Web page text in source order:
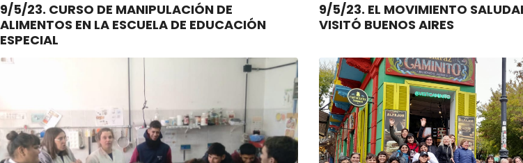
9/5/23. CURSO DE MANIPULACIÓN DE
ALIMENTOS EN LA ESCUELA DE EDUCACIÓN
ESPECIAL
9/5/23. EL MOVIMIENTO SALUDABLE DEL CIC
VISITÓ BUENOS AIRES